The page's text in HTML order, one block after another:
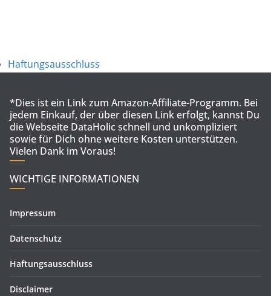
Haftungsausschluss
*Dies ist ein Link zum Amazon-Affiliate-Programm. Bei
jedem Einkauf, der über diesen Link erfolgt, kannst Du
die Webseite DataHolic schnell und unkompliziert
sowie für Dich ohne weitere Kosten unterstützen.
Vielen Dank im Voraus!
WICHTIGE INFORMATIONEN
Impressum
Datenschutz
Haftungsausschluss
Disclaimer